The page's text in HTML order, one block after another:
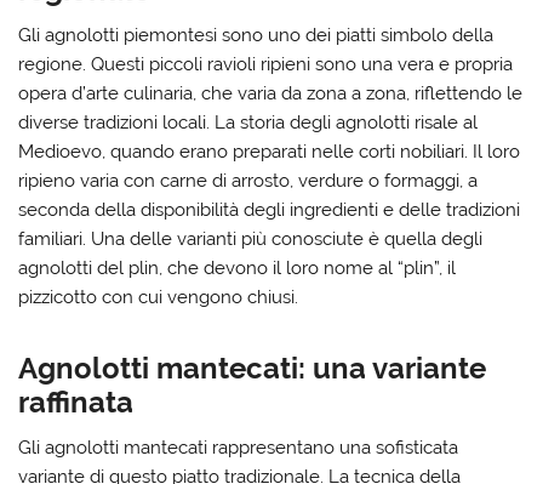
Gliagnolotti piemontesi sono uno dei piatti simbolo della
regione. Questi piccoli ravioli ripieni sono una vera e propria
opera d’arte culinaria, che varia da zona a zona, riflettendo le
diverse tradizioni locali. La storia degli agnolotti risale al
Medioevo, quando erano preparati nelle corti nobiliari. Il loro
ripieno varia con carne di arrosto, verdure o formaggi, a
seconda della disponibilità degli ingredienti e delle tradizioni
familiari. Una delle varianti più conosciute è quella degli
agnolotti del plin , che devono il loro nome al “plin”, il
pizzicotto con cui vengono chiusi.
Agnolotti mantecati: una variante
raffinata
Gliagnolotti mantecati rappresentano una sofisticata
variante di questo piatto tradizionale. La tecnica della